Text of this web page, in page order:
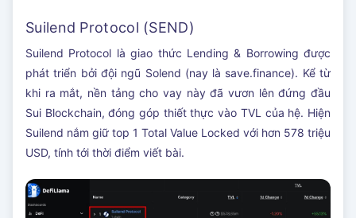
Suilend Protocol (SEND)
Suilend Protocol là giao thức Lending & Borrowing được
phát triển bởi đội ngũ Solend (nay là save.finance). Kể từ
khi ra mắt, nền tảng cho vay này đã vươn lên đứng đầu
Sui Blockchain, đóng góp thiết thực vào TVL của hệ. Hiện
Suilend nắm giữ top 1 Total Value Locked với hơn 578 triệu
USD, tính tới thời điểm viết bài.